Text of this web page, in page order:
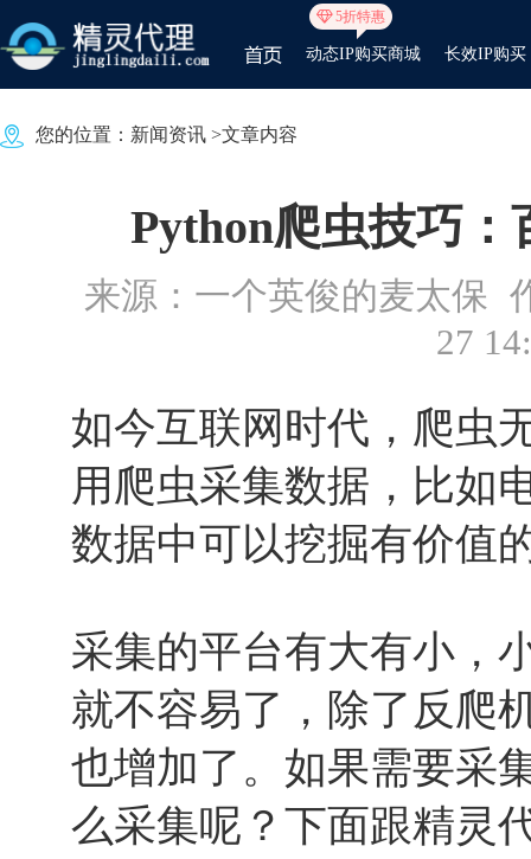
5折特惠
动态IP购买商城 长效IP购买
您的位置： 新闻资讯 >文章内容
Python爬虫技巧
来源：一个英俊的麦太保
27
如今互联网时代，爬虫
用爬虫采集数据，比如
数据中可以挖掘有价值
采集的平台有大有小，
就不容易了，除了反爬
也增加了。如果需要采
么采集呢？下面跟精灵